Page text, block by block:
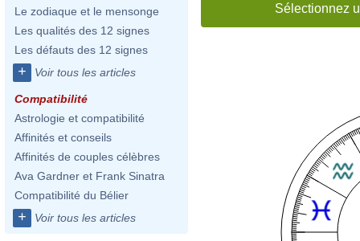
Le zodiaque et le mensonge
Les qualités des 12 signes
Les défauts des 12 signes
+ Voir tous les articles
Compatibilité
Astrologie et compatibilité
Affinités et conseils
Affinités de couples célèbres
Ava Gardner et Frank Sinatra
Compatibilité du Bélier
+ Voir tous les articles
Sélectionnez